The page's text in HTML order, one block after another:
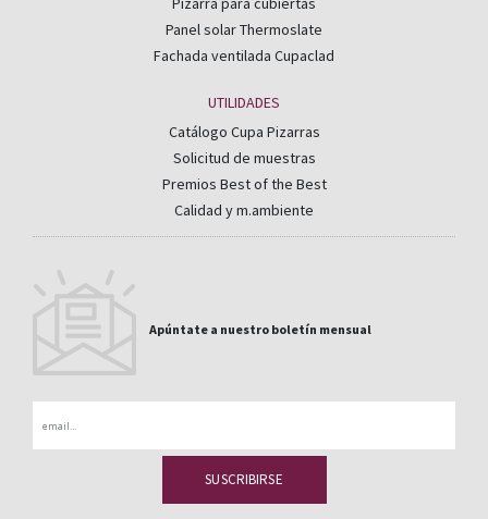
Panel solar Thermoslate
Fachada ventilada Cupaclad
UTILIDADES
Catálogo Cupa Pizarras
Solicitud de muestras
Premios Best of the Best
Calidad y m.ambiente
Apúntate a nuestro boletín mensual